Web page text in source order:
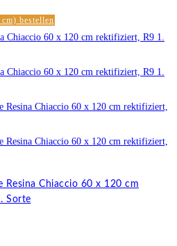
bestellen
Resina Chiaccio 60 x 120 cm
Sorte